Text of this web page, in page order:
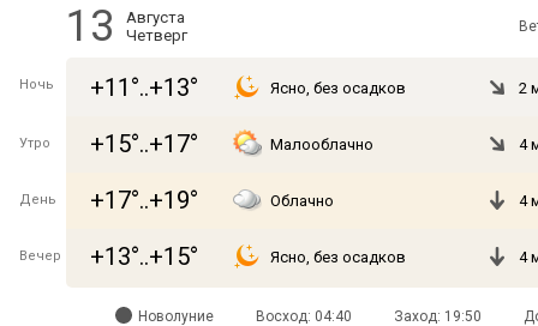
13
Августа
Четверг
Ночь +11°..+13° Ясно, без осадков 2
Утро +15°..+17° Малооблачно 4
День +17°..+19° Облачно 4
Вечер +13°..+15° Ясно, без осадков 4
Новолуние Восход: 04:40 Заход: 19:50